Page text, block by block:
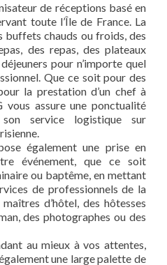
de réceptions basé en
toute l’Île de France. La
buffets chauds ou froids, des
des repas, des plateaux
pour n’importe quel
Que ce soit pour des
la prestation d’un chef à
vous assure une ponctualité
service logistique sur
également une prise en
événement, que ce soit
ou baptême, en mettant
de professionnels de la
d’hôtel, des hôtesses
des photographes ou des
au mieux à vos attentes,
une large palette de